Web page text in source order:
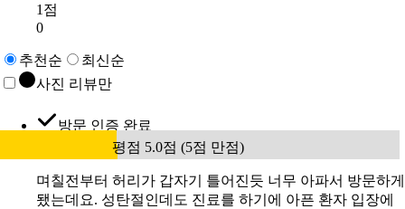
1점
0
추천순
최신순
사진 리뷰만
방문 인증 완료
평점 5.0점 (5점 만점)
며칠전부터 허리가 갑자기 틀어진듯 너무 아파서 방문하게
됐는데요. 성탄절인데도 진료를 하기에 아픈 환자 입장에